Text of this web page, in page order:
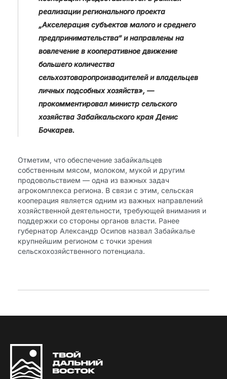
реализации регионального проекта
„Акселерация субъектов малого и среднего
предпринимательства“ и направлены на
вовлечение в кооперативное движение
большего количества
сельхозтоваропроизводителей и владельцев
личных подсобных хозяйств», —
прокомментировал министр сельского
хозяйства Забайкальского края Денис
Бочкарев.
Отметим, что обеспечение забайкальцев
собственным мясом, молоком, мукой и другим
продовольствием — одна из важных задач
агрокомплекса региона. В связи с этим, сельская
кооперация является одним из важных направлений
хозяйственной деятельности, требующей внимания и
поддержки со стороны органов власти. Ранее
губернатор Александр Осипов назвал Забайкалье
крупнейшим регионом с точки зрения
сельскохозяйственного потенциала.